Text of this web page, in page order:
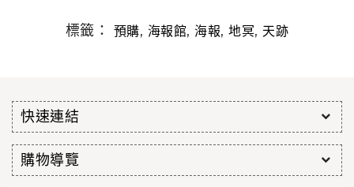
標籤： 預購, 海報館, 海報,地冥, 天跡
快速連結
購物導覽